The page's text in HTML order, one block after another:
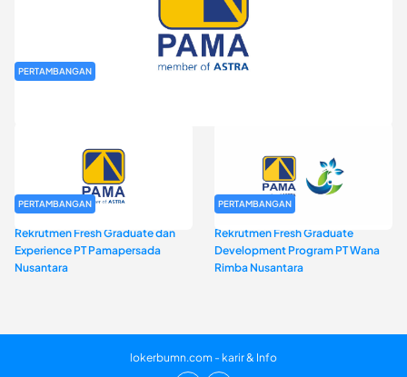
PERTAMBANGAN
PERTAMBANGAN
Rekrutmen Fresh Graduate dan
Experience PT Pamapersada
Nusantara
PERTAMBANGAN
Rekrutmen Fresh Graduate
Development Program PT Wana
Rimba Nusantara
lokerbumn.com - karir & Info